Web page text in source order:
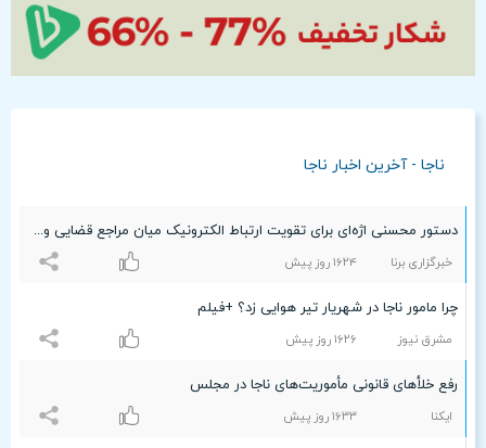
ناجا - آخرین اخبار ناجا
دستور محسنی اژه‌ای برای تقویت ارتباط الکترونیک میان مراجع قضایی و مراکز انتظامی/ پیشنهاد ویژه رئیس عدلیه برای افزایش تعامل میان قوه قضائیه و ناجا
خبرگزاری برنا ۱۶۲۴ روز پیش
چرا مامور ناجا در شهریار تیر هوایی زد؟ +فیلم
مشرق نیوز ۱۶۲۶ روز پیش
رفع خلأهای قانونی مأموریت‌های ناجا در مجلس
ایکنا ۱۶٣٣ روز پیش